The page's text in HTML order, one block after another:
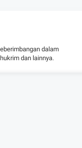
dalam
dan lainnya.